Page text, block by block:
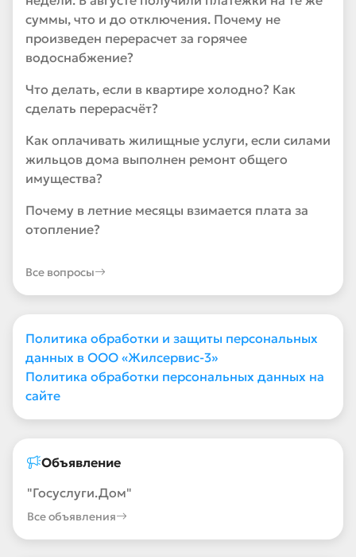
суммы, что и до отключения. Почему не
произведен перерасчет за горячее
водоснабжение?
Что делать, если в квартире холодно? Как
сделать перерасчёт?
Как оплачивать жилищные услуги, если силами
жильцов дома выполнен ремонт общего
имущества?
Почему в летние месяцы взимается плата за
отопление?
Все вопросы
Политика обработки и защиты персональных
данных в ООО «Жилсервис-3»
Политика обработки персональных данных на
сайте
Объявление
"Госуслуги.Дом"
Все объявления